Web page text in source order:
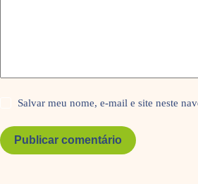
Salvar meu nome, e-mail e site neste
Publicar comentário